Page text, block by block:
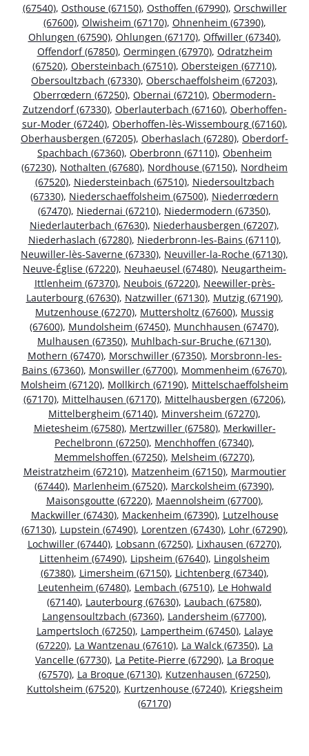
(67540), Osthouse (67150), Osthoffen (67990), Orschwiller
(67600), Olwisheim (67170), Ohnenheim (67390),
Ohlungen (67590), Ohlungen (67170), Offwiller (67340),
Offendorf (67850), Oermingen (67970), Odratzheim
(67520), Obersteinbach (67510), Obersteigen (67710),
Obersoultzbach (67330), Oberschaeffolsheim (67203),
Oberrœdern (67250), Obernai (67210), Obermodern-
Zutzendorf (67330), Oberlauterbach (67160), Oberhoffen-
sur-Moder (67240), Oberhoffen-lès-Wissembourg (67160),
Oberhausbergen (67205), Oberhaslach (67280), Oberdorf-
Spachbach (67360), Oberbronn (67110), Obenheim
(67230), Nothalten (67680), Nordhouse (67150), Nordheim
(67520), Niedersteinbach (67510), Niedersoultzbach
(67330), Niederschaeffolsheim (67500), Niederrœdern
(67470), Niedernai (67210), Niedermodern (67350),
Niederlauterbach (67630), Niederhausbergen (67207),
Niederhaslach (67280), Niederbronn-les-Bains (67110),
Neuwiller-lès-Saverne (67330), Neuviller-la-Roche (67130),
Neuve-Église (67220), Neuhaeusel (67480), Neugartheim-
Ittlenheim (67370), Neubois (67220), Neewiller-près-
Lauterbourg (67630), Natzwiller (67130), Mutzig (67190),
Mutzenhouse (67270), Muttersholtz (67600), Mussig
(67600), Mundolsheim (67450), Munchhausen (67470),
Mulhausen (67350), Muhlbach-sur-Bruche (67130),
Mothern (67470), Morschwiller (67350), Morsbronn-les-
Bains (67360), Monswiller (67700), Mommenheim (67670),
Molsheim (67120), Mollkirch (67190), Mittelschaeffolsheim
(67170), Mittelhausen (67170), Mittelhausbergen (67206),
Mittelbergheim (67140), Minversheim (67270),
Mietesheim (67580), Mertzwiller (67580), Merkwiller-
Pechelbronn (67250), Menchhoffen (67340),
Memmelshoffen (67250), Melsheim (67270),
Meistratzheim (67210), Matzenheim (67150), Marmoutier
(67440), Marlenheim (67520), Marckolsheim (67390),
Maisonsgoutte (67220), Maennolsheim (67700),
Mackwiller (67430), Mackenheim (67390), Lutzelhouse
(67130), Lupstein (67490), Lorentzen (67430), Lohr (67290),
Lochwiller (67440), Lobsann (67250), Lixhausen (67270),
Littenheim (67490), Lipsheim (67640), Lingolsheim
(67380), Limersheim (67150), Lichtenberg (67340),
Leutenheim (67480), Lembach (67510), Le Hohwald
(67140), Lauterbourg (67630), Laubach (67580),
Langensoultzbach (67360), Landersheim (67700),
Lampertsloch (67250), Lampertheim (67450), Lalaye
(67220), La Wantzenau (67610), La Walck (67350), La
Vancelle (67730), La Petite-Pierre (67290), La Broque
(67570), La Broque (67130), Kutzenhausen (67250),
Kuttolsheim (67520), Kurtzenhouse (67240), Kriegsheim
(67170)